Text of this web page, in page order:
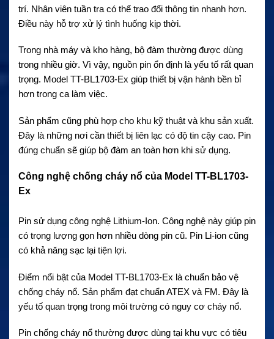
trí. Nhân viên tuần tra có thể trao đổi thông tin nhanh hơn.
Điều này hỗ trợ xử lý tình huống kịp thời.
Trong nhà máy và kho hàng, bộ đàm thường được dùng
trong nhiều giờ. Vì vậy, nguồn pin ổn định là yếu tố rất quan
trọng. Model TT-BL1703-Ex giúp thiết bị vận hành bền bỉ
hơn trong ca làm việc.
Sản phẩm cũng phù hợp cho khu kỹ thuật và khu sản xuất.
Đây là những nơi cần thiết bị liên lạc có độ tin cậy cao. Pin
đúng chuẩn sẽ giúp bộ đàm an toàn hơn khi sử dụng.
Công nghệ chống cháy nổ của Model TT-BL1703-
Ex
Pin sử dụng công nghệ Lithium-Ion. Công nghệ này giúp pin
có trọng lượng gọn hơn nhiều dòng pin cũ. Pin Li-ion cũng
có khả năng sạc lại tiện lợi.
Điểm nổi bật của Model TT-BL1703-Ex là chuẩn bảo vệ
chống cháy nổ. Sản phẩm đạt chuẩn ATEX và FM. Đây là
yếu tố quan trọng trong môi trường có nguy cơ cháy nổ.
Pin chống cháy nổ thường được dùng tại khu vực có tiêu